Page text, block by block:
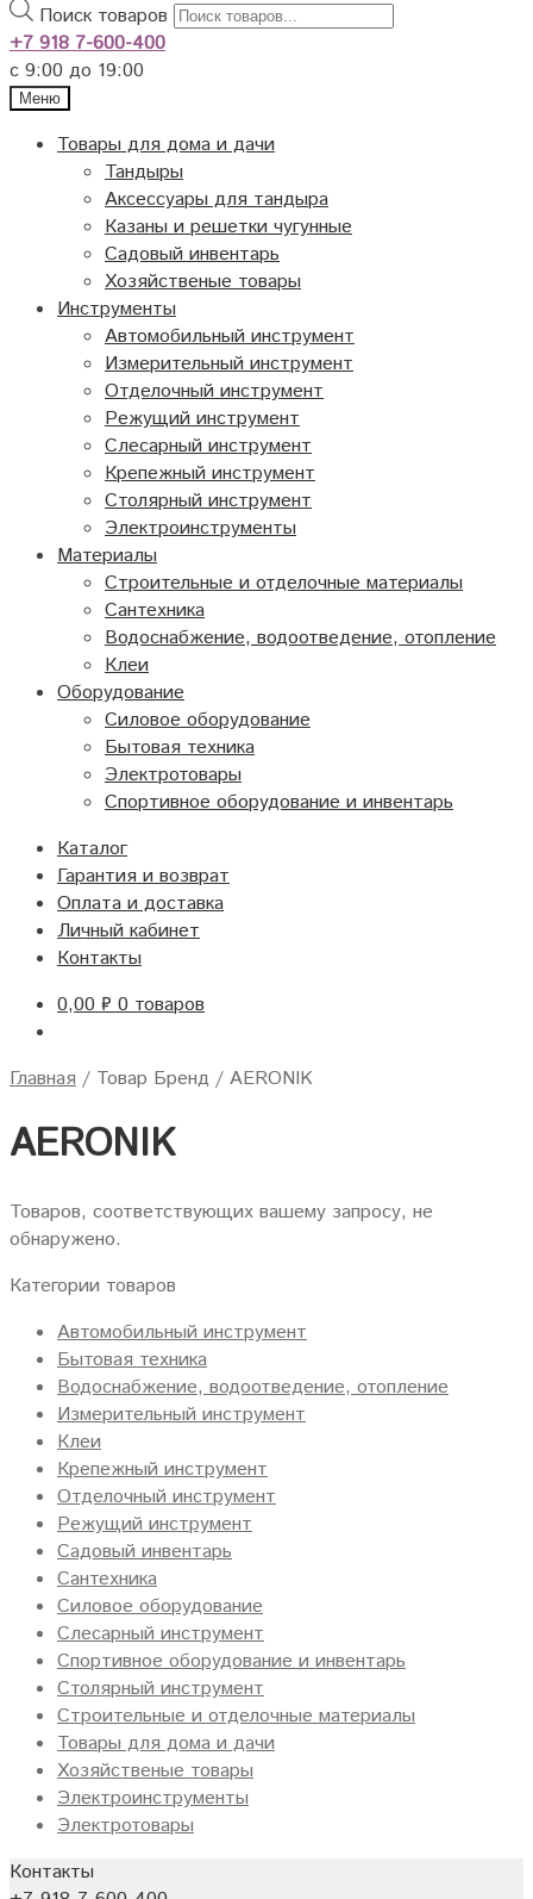
Поиск товаров
+7 918 7-600-400
с 9:00 до 19:00
Меню
Товары для дома и дачи
Тандыры
Аксессуары для тандыра
Казаны и решетки чугунные
Садовый инвентарь
Хозяйственые товары
Инструменты
Автомобильный инструмент
Измерительный инструмент
Отделочный инструмент
Режущий инструмент
Слесарный инструмент
Крепежный инструмент
Столярный инструмент
Электроинструменты
Материалы
Строительные и отделочные материалы
Сантехника
Водоснабжение, водоотведение, отопление
Клеи
Оборудование
Силовое оборудование
Бытовая техника
Электротовары
Спортивное оборудование и инвентарь
Каталог
Гарантия и возврат
Оплата и доставка
Личный кабинет
Контакты
0,00₽ 0 товаров
Главная / Товар Бренд / AERONIK
AERONIK
Товаров, соответствующих вашему запросу, не
обнаружено.
Категории товаров
Автомобильный инструмент
Бытовая техника
Водоснабжение, водоотведение, отопление
Измерительный инструмент
Клеи
Крепежный инструмент
Отделочный инструмент
Режущий инструмент
Садовый инвентарь
Сантехника
Силовое оборудование
Слесарный инструмент
Спортивное оборудование и инвентарь
Столярный инструмент
Строительные и отделочные материалы
Товары для дома и дачи
Хозяйственые товары
Электроинструменты
Электротовары
Контакты